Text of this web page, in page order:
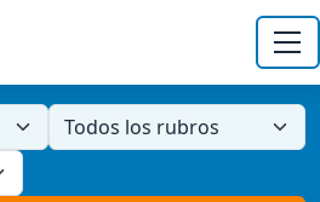
Todos los rubros